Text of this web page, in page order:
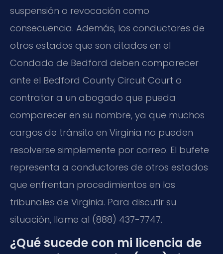
suspensión o revocación como
consecuencia. Además, los conductores de
otros estados que son citados en el
Condado de Bedford deben comparecer
ante el Bedford County Circuit Court o
contratar a un abogado que pueda
comparecer en su nombre, ya que muchos
cargos de tránsito en Virginia no pueden
resolverse simplemente por correo. El bufete
representa a conductores de otros estados
que enfrentan procedimientos en los
tribunales de Virginia. Para discutir su
situación, llame al (888) 437-7747.
¿Qué sucede con mi licencia de